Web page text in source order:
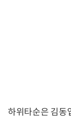
하위타순은 김